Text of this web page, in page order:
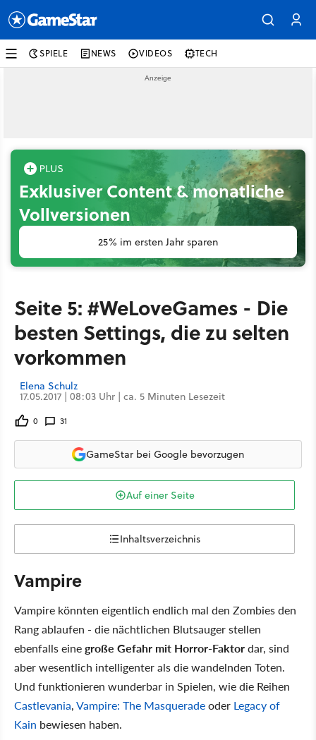
SPIELE NEWS VIDEOS TECH
Exklusiver Content & monatliche
Vollversionen
25% im ersten Jahr sparen
Seite 5: #WeLoveGames - Die
besten Settings, die zu selten
vorkommen
Elena Schulz
17.05.2017 | 08:03 Uhr | ca. 5 Minuten Lesezeit
0 31
GameStar bei Google bevorzugen
Auf einer Seite
Inhaltsverzeichnis
Vampire
Vampire könnten eigentlich endlich mal den Zombies den
Rang ablaufen - die nächtlichen Blutsauger stellen
ebenfalls einegroße Gefahr mit Horror-Faktordar, sind
aber wesentlich intelligenter als die wandelnden Toten.
Und funktionieren wunderbar in Spielen, wie die Reihen
Castlevania,Vampire: The Masqueradeoder Legacy of
Kain bewiesen haben.